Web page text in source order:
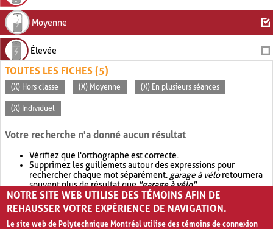
Moyenne
Élevée
TOUTES LES FICHES (5)
(X) Hors classe (X) Moyenne (X) En plusieurs séances
(X) Individuel
Votre recherche n'a donné aucun résultat
Vérifiez que l'orthographe est correcte.
Supprimez les guillemets autour des expressions pour
rechercher chaque mot séparément. garage à véloretournera
souvent plus de résultat que"garage à vélo".
Envisagez d'élargir votre recherche avec OR.garage OR vélo
retournera souvent plus de résultat quegarage à vélo
NOTRE SITE WEB UTILISE DES TÉMOINS AFIN DE
REHAUSSER VOTRE EXPÉRIENCE DE NAVIGATION.
Le site web de Polytechnique Montréal utilise des témoins de connexion